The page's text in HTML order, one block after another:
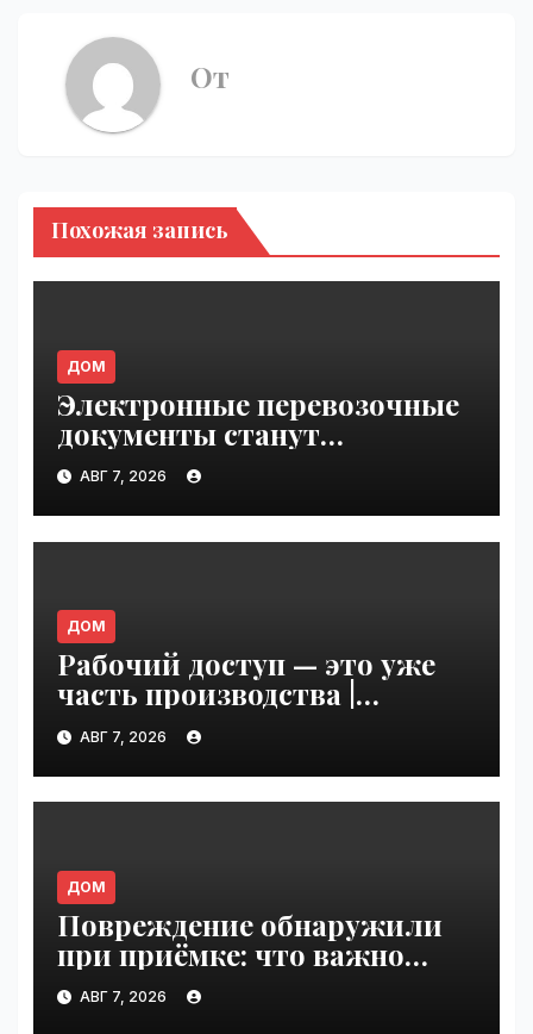
От
Похожая запись
ДОМ
Электронные перевозочные
документы станут
обязательными с сентября
2026 года: готов ли рынок к
переходу | VseTime.ru
АВГ 7, 2026
ДОМ
Рабочий доступ — это уже
часть производства |
VseTime.ru
АВГ 7, 2026
ДОМ
Повреждение обнаружили
при приёмке: что важно
зафиксировать сразу |
VseTime.ru
АВГ 7, 2026